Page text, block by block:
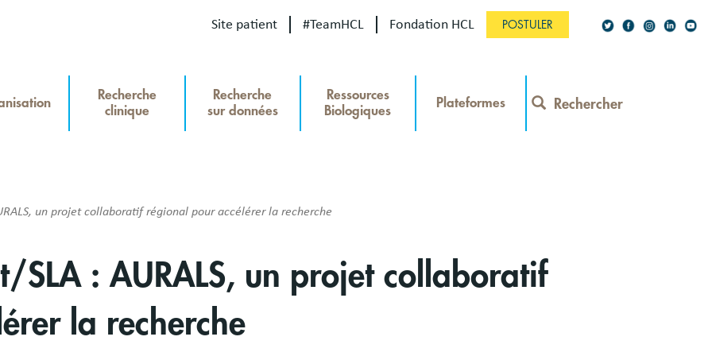
site
Recherche
Site patient #TeamHCL Fondation HCL POSTULER
Network
Recherche
clinique
Recherche
sur données
Ressources
Biologiques
Plateformes Rechercher
un projet collaboratif régional pour accélérer la recherche
SLA : AURALS, un projet collaboratif
la recherche